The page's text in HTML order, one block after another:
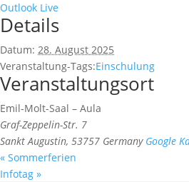
Outlook Live
Details
Datum: 28. August 2025
Veranstaltung-Tags:Einschulung
Veranstaltungsort
Emil-Molt-Saal – Aula
Graf-Zeppelin-Str. 7
Sankt Augustin, 53757 Germany Google
« Sommerferien
Infotag »